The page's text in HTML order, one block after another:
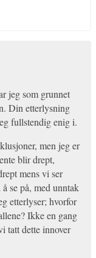
jeg som grunnet
Din etterlysning
fullstendig enig i.
men jeg er
blir drept,
mens vi ser
se på, med unntak
etterlyser; hvorfor
Ikke en gang
tatt dette innover